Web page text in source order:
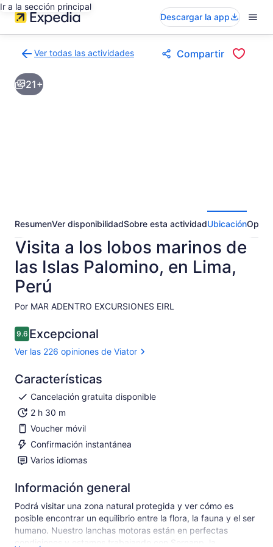
Ir a la sección principal
Descargar la app
Ver todas las actividades
a
la
página
Compartir
21+
ResumenVer disponibilidadSobre esta actividadUbicación
Visita a los lobos marinos de
las Islas Palomino, en Lima,
Perú
Por MAR ADENTRO EXCURSIONES EIRL
9.69.6 de 10
Excepcional
Ver las 226 opiniones de Viator
Características
Cancelación gratuita disponible
2 h 30 m
Voucher móvil
Confirmación instantánea
Varios idiomas
Información general
Podrá visitar una zona natural protegida y ver cómo es
posible encontrar un equilibrio entre la flora, la fauna y el ser
humano. Nuestro lanchas motoras están en perfectas
condiciones y estamos trabajando con Sernanp, la